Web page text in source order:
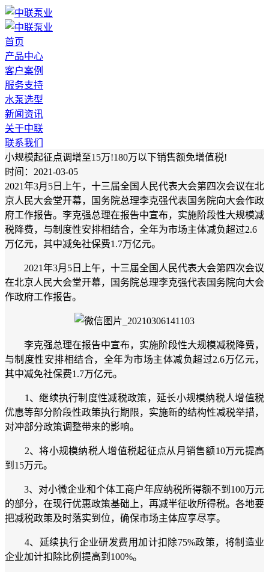
首页
产品中心
客户案例
服务支持
水泵选型
新闻资讯
关于中联
联系我们
小规模起征点调增至15万!180万以下销售额免增值税!
时间：2021-03-05
2021年3月5日上午，十三届全国人民代表大会第四次会议在北
京人民大会堂开幕，国务院总理李克强代表国务院向大会作政
府工作报告。李克强总理在报告中宣布，实施阶段性大规模减
税降费，与制度性安排相结合，全年为市场主体减负超过2.6
万亿元，其中减免社保费1.7万亿元。
2021年3月5日上午，十三届全国人民代表大会第四次会议
在北京人民大会堂开幕，国务院总理李克强代表国务院向大会
作政府工作报告。
李克强总理在报告中宣布，实施阶段性大规模减税降费，
与制度性安排相结合，全年为市场主体减负超过2.6万亿元，
其中减免社保费1.7万亿元。
1、继续执行制度性减税政策，延长小规模纳税人增值税
优惠等部分阶段性政策执行期限，实施新的结构性减税举措，
对冲部分政策调整带来的影响。
2、将小规模纳税人增值税起征点从月销售额10万元提高
到15万元。
3、对小微企业和个体工商户年应纳税所得额不到100万元
的部分，在现行优惠政策基础上，再减半征收所得税。各地要
把减税政策及时落实到位，确保市场主体应享尽享。
4、延续执行企业研发费用加计扣除75%政策，将制造业
企业加计扣除比例提高到100%。